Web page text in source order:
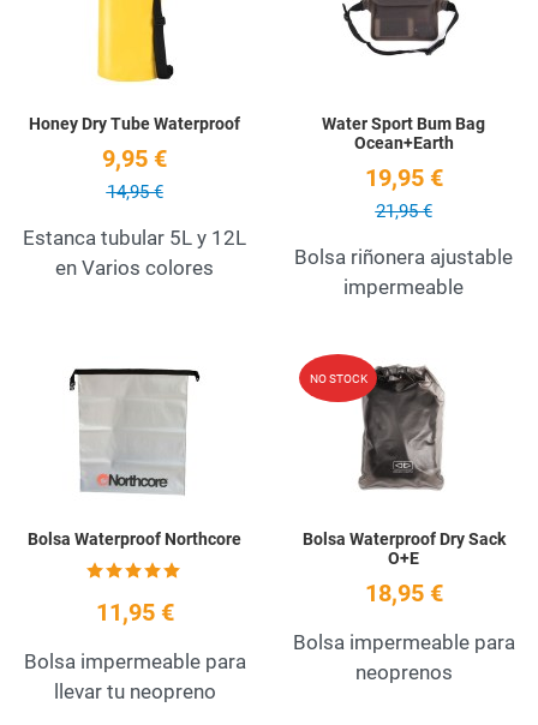
Honey Dry Tube Waterproof
9,95 €
14,95 €
Estanca tubular 5L y 12L
en Varios colores
Water Sport Bum Bag
Ocean+Earth
19,95 €
21,95 €
Bolsa riñonera ajustable
impermeable
Add to Wishlist
Bolsa Waterproof Northcore
11,95 €
Bolsa impermeable para
llevar tu neopreno
NO STOCK
Bolsa Waterproof Dry Sack
O+E
18,95 €
Bolsa impermeable para
neoprenos